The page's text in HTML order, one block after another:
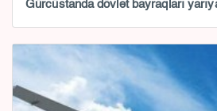
Gürcüstanda dövlət bayraqları